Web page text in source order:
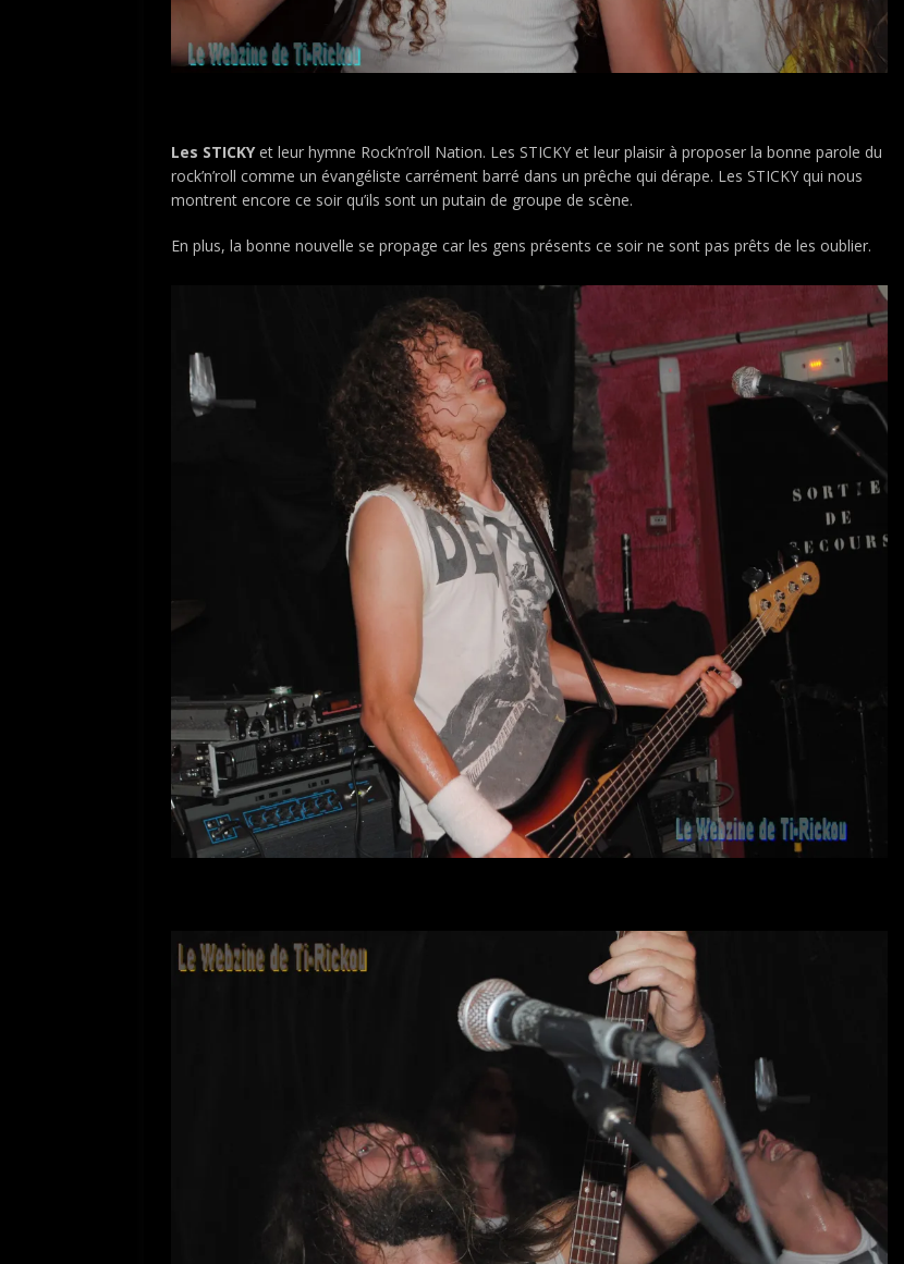
Les STICKYet leur hymne Rock’n’roll Nation. Les STICKY et leur plaisir à proposer la bonne parole du
rock’n’roll comme un évangéliste carrément barré dans un prêche qui dérape. Les STICKY qui nous
montrent encore ce soir qu’ils sont un putain de groupe de scène.
En plus, la bonne nouvelle se propage car les gens présents ce soir ne sont pas prêts de les oublier.